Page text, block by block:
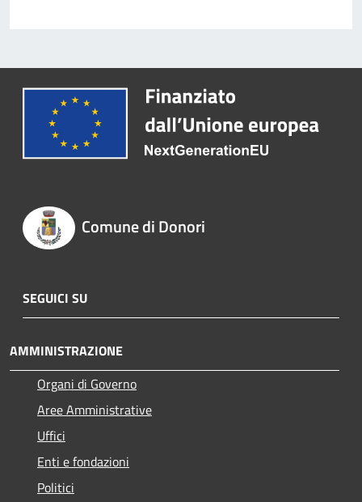
Comune di Donori
SEGUICI SU
AMMINISTRAZIONE
Organi di Governo
Aree Amministrative
Uffici
Enti e fondazioni
Politici